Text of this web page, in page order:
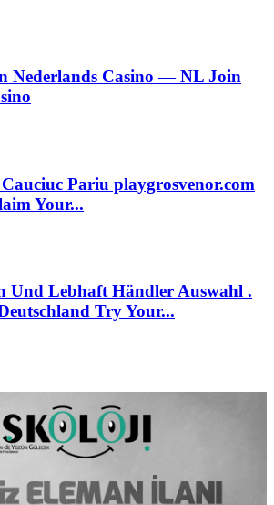
Nederlands Casino — NL Join
Pariu playgrosvenor.com
Your...
Und Lebhaft Händler Auswahl .
Try Your...